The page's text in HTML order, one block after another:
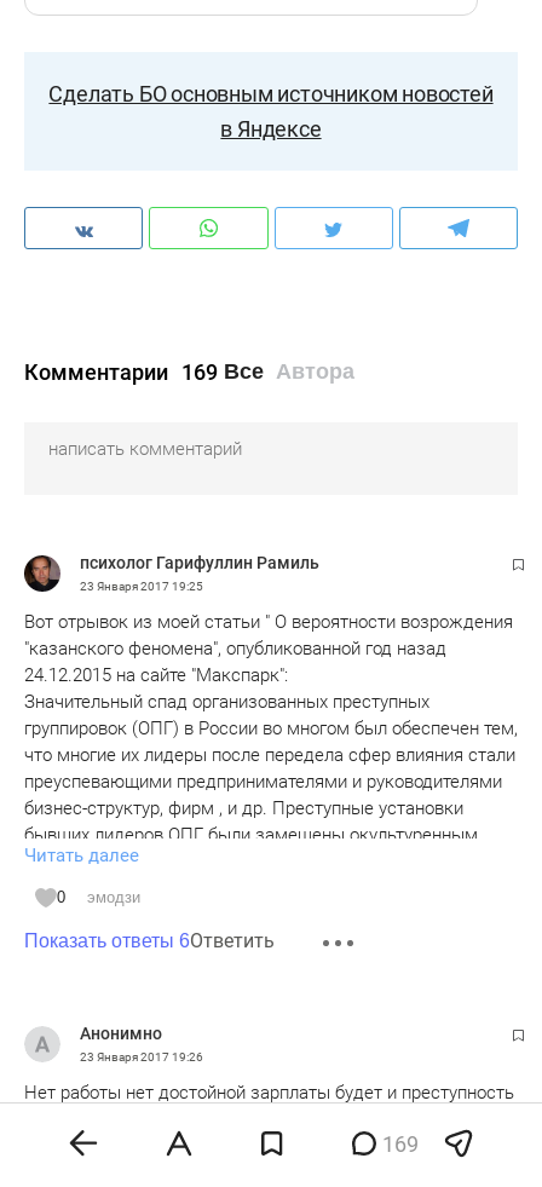
Сделать БО основным источником новостей
в Яндексе
Комментарии 169 Все Автора
психолог Гарифуллин Рамиль
23 Января 201719:25
Вот отрывок из моей статьи " О вероятности возрождения
"казанского феномена", опубликованной год назад
24.12.2015 на сайте "Макспарк":
Значительный спад организованных преступных
группировок (ОПГ) в России во многом был обеспечен тем,
что многие их лидеры после передела сфер влияния стали
преуспевающими предпринимателями и руководителями
бизнес-структур, фирм , и др. Преступные установки
бывших лидеров ОПГ были замещены окультуренным
бизнес-аферизмом в финансовой, банковской , торговой и
других сферах. В настоящее время, в связи с
сокращением лёгких денег, вызванных санкциями и
экономическим кризисом России , постепенно будет
никуда не уходила, а лишь маскировалась под различные
окультуренные лохотроны политических и бизнес-
кровавой конкуренции между бизнес-структурами.
Значительная часть молодёжи ничем не занята ( не все из
них просиживают в Интернете настолько, что теряют
Читать далее
0 эмодзи
Показать ответы 6Ответить
Анонимно
23 Января 201719:26
Нет работы нет достойной зарплаты будет и преступность
169